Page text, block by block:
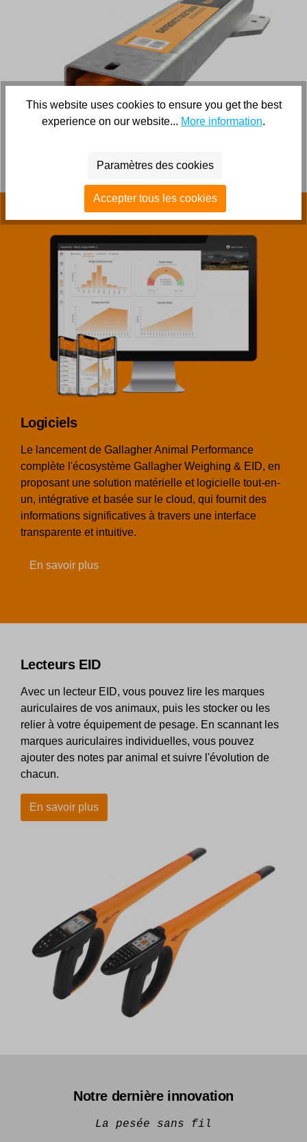
Logiciels
Le lancement de Gallagher Animal Performance
complète l'écosystème Gallagher Weighing & EID, en
proposant une solution matérielle et logicielle tout-en-
un, intégrative et basée sur le cloud, qui fournit des
informations significatives à travers une interface
transparente et intuitive.
En savoir plus
Lecteurs EID
Avec un lecteur EID, vous pouvez lire les marques
auriculaires de vos animaux, puis les stocker ou les
relier à votre équipement de pesage. En scannant les
marques auriculaires individuelles, vous pouvez
ajouter des notes par animal et suivre l'évolution de
chacun.
En savoir plus
Notre dernière innovation
La pesée sans fil
This website uses cookies to ensure you get the best
experience on our website... More information.
Paramètres des cookies
Accepter tous les cookies